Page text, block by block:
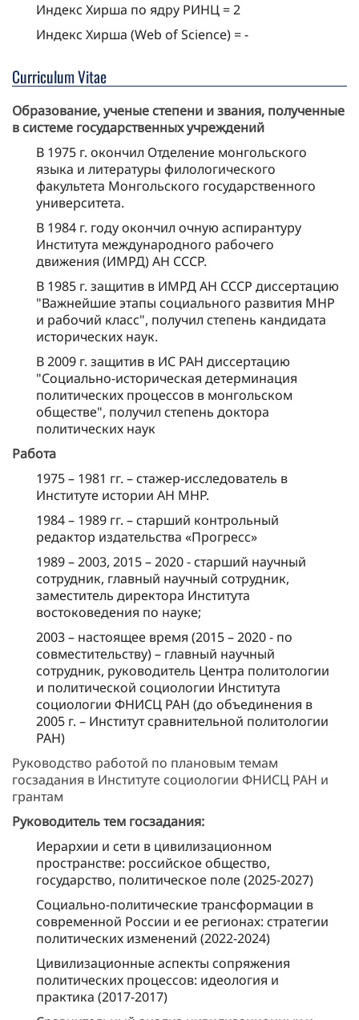
Индекс Хирша по ядру РИНЦ = 2
Индекс Хирша (Web of Science) = -
Curriculum Vitae
Образование, ученые степени извания, полученные
в системе государственных учреждений
В 1975 г. окончил Отделение монгольского
языка и литературы филологического
факультета Монгольского государственного
университета.
В 1984 г. году окончил очную аспирантуру
Института международного рабочего
движения (ИМРД) АН СССР.
В 1985 г. защитив в ИМРД АН СССР диссертацию
"Важнейшие этапы социального развития МНР
и рабочий класс", получил степень кандидата
исторических наук.
В 2009 г. защитив в ИС РАН диссертацию
"Социально-историческая детерминация
политических процессов в монгольском
обществе", получил степень доктора
политических наук
Работа
1975 – 1981 гг. – стажер-исследователь в
Институте истории АН МНР.
1984 – 1989 гг. – старший контрольный
редактор издательства «Прогресс»
1989 – 2003, 2015 – 2020 - старший научный
сотрудник, главный научный сотрудник,
заместитель директора Института
востоковедения по науке;
2003 – настоящее время (2015 – 2020 - по
совместительству) – главный научный
сотрудник, руководитель Центра политологии
и политической социологии Института
социологии ФНИСЦ РАН (до объединения в
2005 г. – Институт сравнительной политологии
РАН)
Руководство работой по плановым темам
госзадания в Институте социологии ФНИСЦ РАН и
грантам
Руководитель тем госзадания:
Иерархии и сети в цивилизационном
пространстве: российское общество,
государство, политическое поле (2025-2027)
Социально-политические трансформации в
современной России и ее регионах: стратегии
политических изменений (2022-2024)
Цивилизационные аспекты сопряжения
политических процессов: идеология и
практика (2017-2017)